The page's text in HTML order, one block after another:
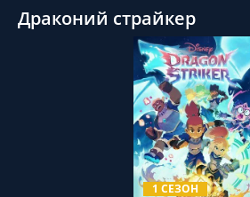
Драконий страйкер
1 СЕЗОН
СМОТРЕТЬ ОНЛАЙН